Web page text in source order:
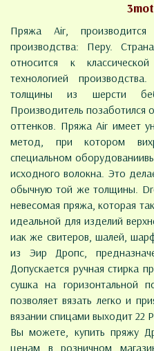
Пряжа Air,
производства: Перу.
относится к
технологией
толщины из шерсти
Производитель позаботился
оттенков. Пряжа Air имеет
метод, при котором
специальном
исходного волокна. Это
обычную той же толщины.
невесомая пряжа, которая
идеальной для изделий
иак же свитеров, шалей,
из Эир Дропс,
Допускается ручная стирка
сушка на горизонтальной
позволяет вязать легко и
вязании спицами выходит 22
Вы можете, купить пряжу
ценам в розничном